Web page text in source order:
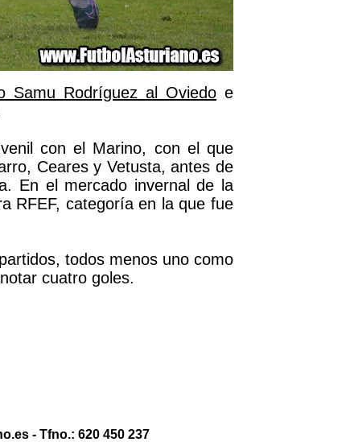
Samu Rodríguez al Oviedo e
con el Marino, con el que
Ceares y Vetusta, antes de
En el mercado invernal de la
RFEF, categoría en la que fue
todos menos uno como
cuatro goles.
- Tfno.: 620 450 237